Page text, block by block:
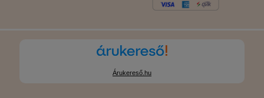
Árukereső.hu